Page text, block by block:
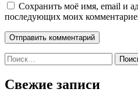
Сохранить моё имя, email и
последующих моих
Найти:
Свежие записи